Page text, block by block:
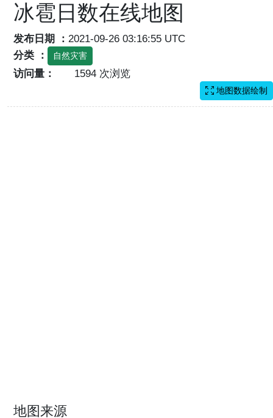
冰雹日数在线地图
发布日期 ： 2021-09-26 03:16:55 UTC
分类 ：
自然灾害
访问量： 1594 次浏览
地图数据绘制
地图来源